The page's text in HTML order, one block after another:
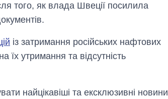
того, як влада Швеції посилила
із затримання російських нафтових
утримання та відсутність
найцікавіші та ексклюзивні новини